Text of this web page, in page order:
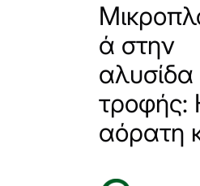
ά στην
αλυσίδα
τροφής:
αόρατη